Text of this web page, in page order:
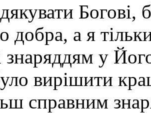
Богові,
добра, а я
знаряддям у
вирішити
справним